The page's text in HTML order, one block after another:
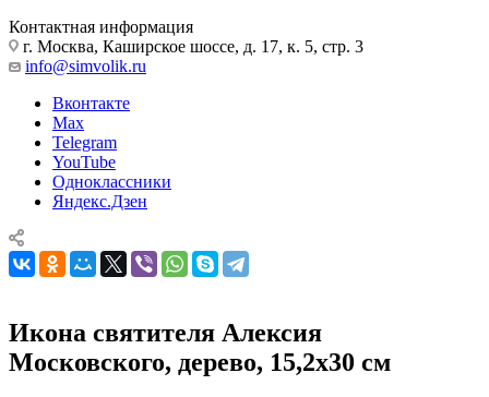
Контактная информация
г. Москва, Каширское шоссе, д. 17, к. 5, стр. 3
info@simvolik.ru
Вконтакте
Max
Telegram
YouTube
Одноклассники
Яндекс.Дзен
Икона святителя Алексия
Московского, дерево, 15,2х30 см